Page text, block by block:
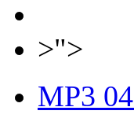
>">
MP3